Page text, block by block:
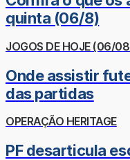
quinta (06/8)
JOGOS DE HOJE (06/
Onde assistir
das partidas
OPERAÇÃO HERITAGE
PF desarticula